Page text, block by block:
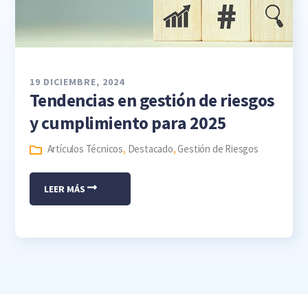
19 DICIEMBRE, 2024
Tendencias en gestión de riesgos
y cumplimiento para 2025
Artículos Técnicos, Destacado,Gestión de Riesgos
LEER MÁS